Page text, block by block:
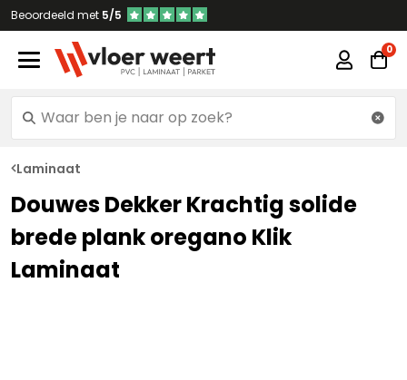
Beoordeeld met 5/5
Laminaat
Douwes Dekker Krachtig solide
brede plank oregano Klik
Laminaat